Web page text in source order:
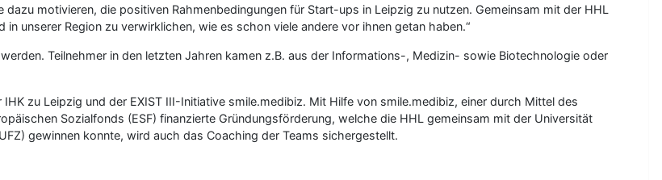
motivieren, die positiven Rahmenbedingungen für Start-ups in Leipzig zu nutzen. Gemeinsam mit der HHL
unserer Region zu verwirklichen, wie es schon viele andere vor ihnen getan haben.“
Teilnehmer in den letzten Jahren kamen z.B. aus der Informations-, Medizin- sowie Biotechnologie oder
zu Leipzig und der EXIST III-Initiative smile.medibiz. Mit Hilfe von smile.medibiz, einer durch Mittel des
Sozialfonds (ESF) finanzierte Gründungsförderung, welche die HHL gemeinsam mit der Universität
gewinnen konnte, wird auch das Coaching der Teams sichergestellt.